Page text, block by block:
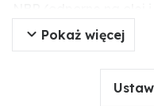
ciśnienie robocze: 16 bar
Pokaż więcej